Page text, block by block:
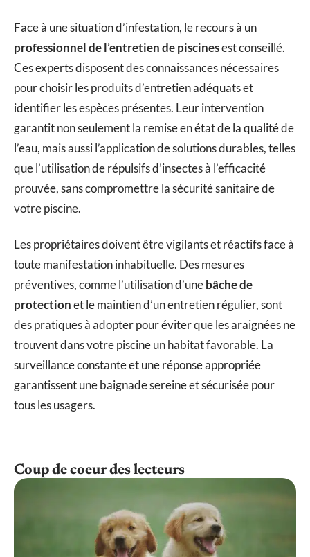
Face à une situation d’infestation, le recours à un
professionnel de l’entretien de piscinesest conseillé.
Ces experts disposent des connaissances nécessaires
pour choisir les produits d’entretien adéquats et
identifier les espèces présentes. Leur intervention
garantit non seulement la remise en état de la qualité de
l’eau, mais aussi l’application de solutions durables, telles
que l’utilisation de répulsifs d’insectes à l’efficacité
prouvée, sans compromettre la sécurité sanitaire de
votre piscine.
Les propriétaires doivent être vigilants et réactifs face à
toute manifestation inhabituelle. Des mesures
préventives, comme l’utilisation d’unebâche de
protectionet le maintien d’un entretien régulier, sont
des pratiques à adopter pour éviter que les araignées ne
trouvent dans votre piscine un habitat favorable. La
surveillance constante et une réponse appropriée
garantissent une baignade sereine et sécurisée pour
tous les usagers.
Coup de coeur des lecteurs